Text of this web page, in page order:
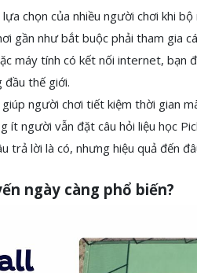
chọn của nhiều người chơi khi
gần như bắt buộc phải tham gia
máy tính có kết nối internet, bạn
đầu thế giới.
người chơi tiết kiệm thời gian
ít người vẫn đặt câu hỏi liệu học
trả lời là có, nhưng hiệu quả đến
ngày càng phổ biến?